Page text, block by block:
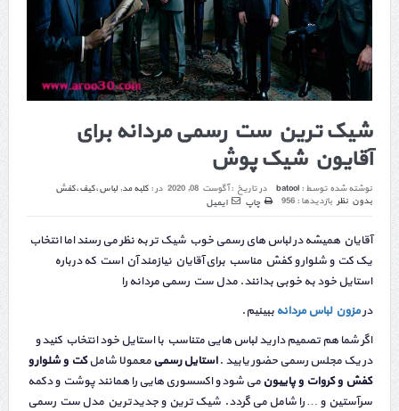
شیک ترین ست رسمی مردانه برای
آقایون شیک پوش
نوشته شده توسط : batool در تاریخ :آگوست 08, 2020 در : کلبه مد, لباس،کیف،کفش
بدون نظر بازدیدها : 956 چاپ ایمیل
آقایان همیشه در لباس های رسمی خوب شیک تر به نظر می رسند اما انتخاب
یک کت و شلوار و کفش مناسب برای آقایان نیازمند آن است که درباره
استایل خود به خوبی بدانند. مدل ست رسمی مردانه را
درمزون لباس مردانه ببینیم.
اگر شما هم تصمیم دارید لباس هایی متناسب با استایل خود انتخاب کنید و
در یک مجلس رسمی حضور یابید .استایل رسمی معمولا شاملکت و شلوار و
کفش و کروات و پاییون می شود و اکسسوری هایی را همانند پوشت و دکمه
سرآستین و … را شامل می گردد. شیک ترین و جدیدترین مدل ست رسمی